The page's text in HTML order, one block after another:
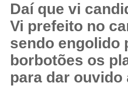
Daí que vi
Vi prefeito no
sendo engolido
borbotões os
para dar ouvido